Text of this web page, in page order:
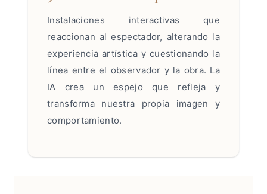
Instalaciones interactivas que
reaccionan al espectador, alterando la
experiencia artística y cuestionando la
línea entre el observador y la obra. La
IA crea un espejo que refleja y
transforma nuestra propia imagen y
comportamiento.